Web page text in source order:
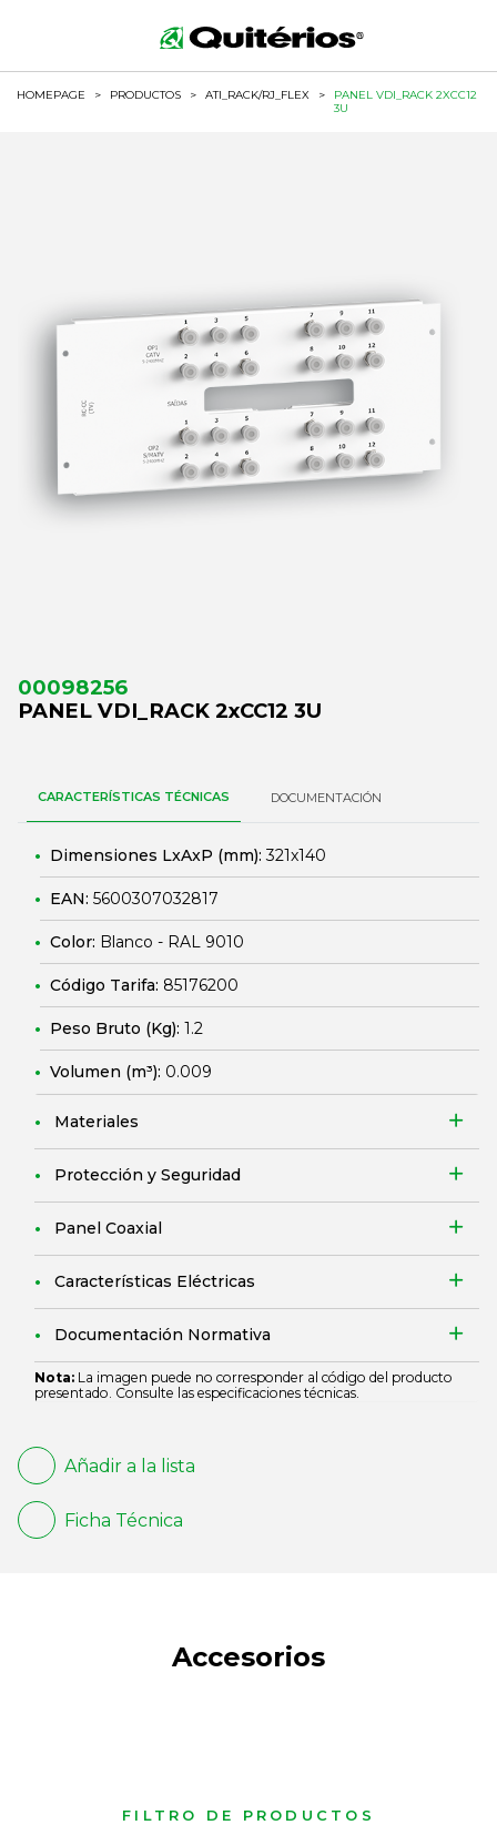
HOMEPAGE > PRODUCTOS > ATI_RACK/RJ_FLEX >
PANEL VDI_RACK 2XCC12
3U
00098256
PANEL VDI_RACK 2xCC12 3U
CARACTERÍSTICAS TÉCNICAS DOCUMENTACIÓN
Dimensiones LxAxP (mm):321x140
EAN: 5600307032817
Color: Blanco - RAL 9010
Código Tarifa: 85176200
Peso Bruto (Kg): 1.2
Volumen (m³): 0.009
Materiales
Protección y Seguridad
Panel Coaxial
Características Eléctricas
Documentación Normativa
Nota: La imagen puede no corresponder al código del producto
presentado. Consulte las especificaciones técnicas.
Añadir a la lista
Ficha Técnica
Accesorios
FILTRO DE PRODUCTOS